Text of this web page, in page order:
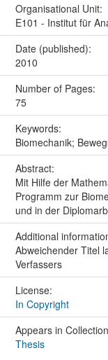
Organisational Unit:
E101 - Institut für
Date (published):
2010
Number of Pages:
75
Keywords:
Biomechanik;
Abstract:
Mit Hilfe der
Programm zur
und in der
Additional
Abweichender Titel
Verfassers
License:
In Copyright
Appears in
Thesis